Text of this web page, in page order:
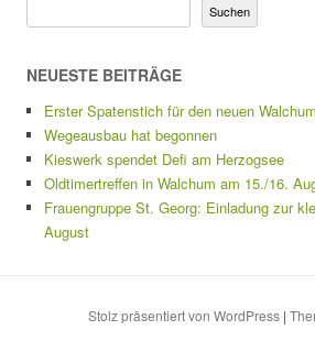
Suchen
NEUESTE BEITRÄGE
Erster Spatenstich für den neuen
Wegeausbau hat begonnen
Kieswerk spendet Defi am Herzogsee
Oldtimertreffen in Walchum am 15./16.
Frauengruppe St. Georg: Einladung zur
August
Stolz präsentiert von WordPress |